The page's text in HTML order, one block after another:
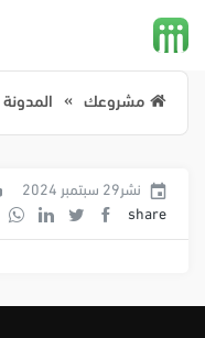
مشروعك المدونة
نشر29 سبتمبر 2024
share